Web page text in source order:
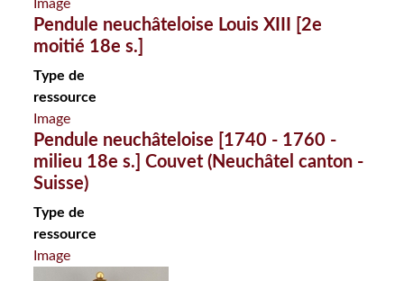
Image
Pendule neuchâteloise Louis XIII [2e
moitié 18e s.]
Type de
ressource
Image
Pendule neuchâteloise [1740 - 1760 -
milieu 18e s.] Couvet (Neuchâtel canton -
Suisse)
Type de
ressource
Image